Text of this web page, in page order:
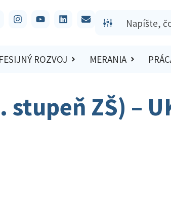
ROZVOJ MERANIA
ZŠ) –